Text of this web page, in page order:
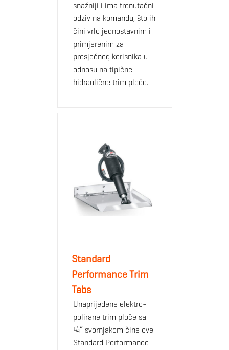
snažniji i ima trenutačni
odziv na komandu, što ih
čini vrlo jednostavnim i
primjerenim za
prosječnog korisnika u
odnosu na tipične
hidraulične trim ploče.
Standard
Performance Trim
Tabs
Unaprijeđene elektro-
polirane trim ploče sa
¼“ svornjakom čine ove
Standard Performance